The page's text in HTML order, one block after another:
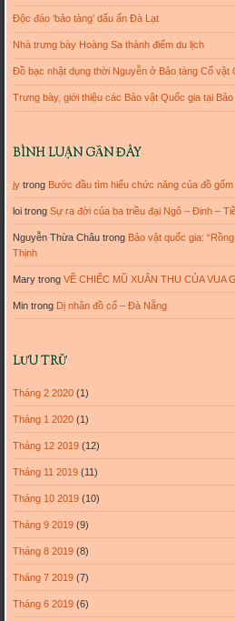
Độc đáo ‘bảo tàng’ dấu ấn Đà Lạt
Nhà trưng bày Hoàng Sa thành điểm du lịch
Đồ bạc nhật dụng thời Nguyễn ở Bảo tàng Cổ vật
Trưng bày, giới thiệu các Bảo vật Quốc gia tại
BÌNH LUẬN GẦN ĐÂY
jytrong Bước đầu tìm hiểu chức năng của đồ gốm
loitrong Sự ra đời của ba triều đại Ngô – Đinh –
Nguyễn Thừa Châutrong Bảo vật quốc gia:
Thịnh
Marytrong VỀ CHIẾC MŨ XUÂN THU CỦA VUA
Mintrong Dị nhân đồ cổ – Đà Nẵng
LƯU TRỮ
Tháng 2 2020(1)
Tháng 1 2020(1)
Tháng 12 2019(12)
Tháng 11 2019(11)
Tháng 10 2019(10)
Tháng 9 2019(9)
Tháng 8 2019(8)
Tháng 7 2019(7)
Tháng 6 2019(6)